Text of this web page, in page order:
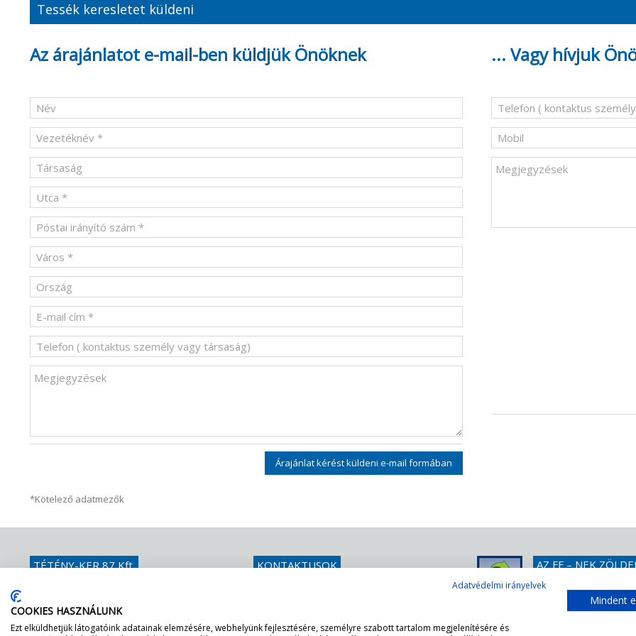
Tessék keresletet küldeni
Az árajánlatot e-mail-ben küldjük Önöknek
Árajánlat kérést küldeni e-mail formában
... Vagy hívjuk
*Kötelező adatmezők
TÉTÉNY-KER 87 Kft. KONTAKTUSOK AZ FF – NEK
Egyszerűen tessék
DGNB certifikációnkra
Adatvédelmi irányelvek
COOKIES HASZNÁLUNK
Ezt elküldhetjük látogatóink adatainak elemzésére, webhelyünk fejlesztésére, személyre szabott tartalom megjelenítésére és
Mindent